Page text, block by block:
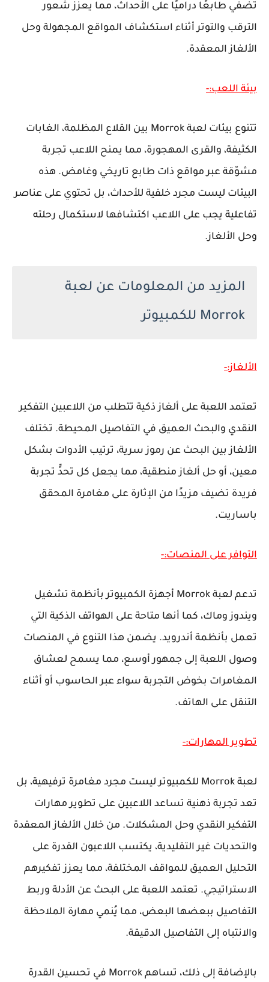
تُضفي طابعًا دراميًا على الأحداث، مما يعزز شعور
الترقب والتوتر أثناء استكشاف المواقع المجهولة وحل
الألغاز المعقدة.
بيئة اللعب:-
تتنوع بيئات لعبة Morrok بين القلاع المظلمة، الغابات
الكثيفة، والقرى المهجورة، مما يمنح اللاعب تجربة
مشوّقة عبر مواقع ذات طابع تاريخي وغامض. هذه
البيئات ليست مجرد خلفية للأحداث، بل تحتوي على عناصر
تفاعلية يجب على اللاعب اكتشافها لاستكمال رحلته
وحل الألغاز.
المزيد من المعلومات عن لعبة
Morrok للكمبيوتر
الألغاز:-
تعتمد اللعبة على ألغاز ذكية تتطلب من اللاعبين التفكير
النقدي والبحث العميق في التفاصيل المحيطة. تختلف
الألغاز بين البحث عن رموز سرية، ترتيب الأدوات بشكل
معين، أو حل ألغاز منطقية، مما يجعل كل تحدٍّ تجربة
فريدة تضيف مزيدًا من الإثارة على مغامرة المحقق
باساريت.
التوافر على المنصات:-
تدعم لعبة Morrok أجهزة الكمبيوتر بأنظمة تشغيل
ويندوز وماك، كما أنها متاحة على الهواتف الذكية التي
تعمل بأنظمة أندرويد. يضمن هذا التنوع في المنصات
وصول اللعبة إلى جمهور أوسع، مما يسمح لعشاق
المغامرات بخوض التجربة سواء عبر الحاسوب أو أثناء
التنقل على الهاتف.
تطوير المهارات:-
لعبة Morrok للكمبيوتر ليست مجرد مغامرة ترفيهية، بل
تعد تجربة ذهنية تساعد اللاعبين على تطوير مهارات
التفكير النقدي وحل المشكلات. من خلال الألغاز المعقدة
والتحديات غير التقليدية، يكتسب اللاعبون القدرة على
التحليل العميق للمواقف المختلفة، مما يعزز تفكيرهم
الاستراتيجي. تعتمد اللعبة على البحث عن الأدلة وربط
التفاصيل ببعضها البعض، مما يُنمي مهارة الملاحظة
والانتباه إلى التفاصيل الدقيقة.
بالإضافة إلى ذلك، تساهم Morrok في تحسين القدرة